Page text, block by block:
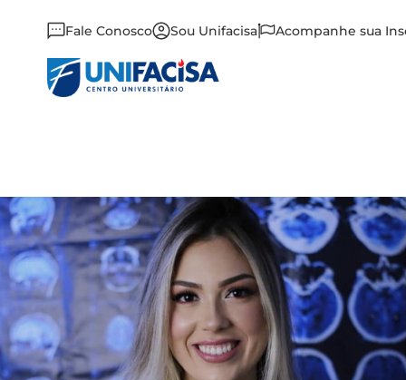
Fale Conosco Sou Unifacisa Acompanhe sua